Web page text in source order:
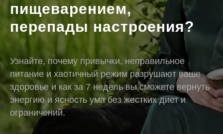
пищеварением,
перепады настроения?
Узнайте, почему привычки, неправильное
питание и хаотичный режим разрушают ваше
здоровье и как за 7 недель вы сможете вернуть
энергию и ясность ума без жестких диет и
ограничений.